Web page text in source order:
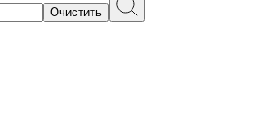
Очистить